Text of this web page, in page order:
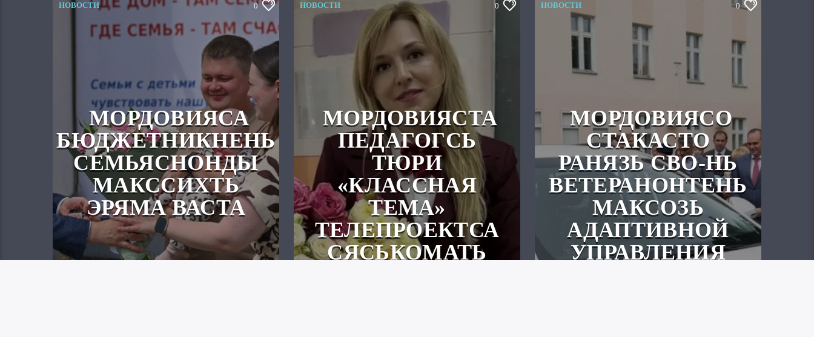
НОВОСТИ 0
МОРДОВИЯСА
БЮДЖЕТНИКНЕНЬ
СЕМЬЯСНОНДЫ
МАКССИХТЬ
ЭРЯМА ВАСТА
НОВОСТИ 0
МОРДОВИЯСТА
ПЕДАГОГСЬ
ТЮРИ
«КЛАССНАЯ
ТЕМА»
ТЕЛЕПРОЕКТСА
СЯСЬКОМАТЬ
НОВОСТИ 0
МОРДОВИЯСО
СТАКАСТО
РАНЯЗЬ СВО-НЬ
ВЕТЕРАНОНТЕНЬ
МАКСОЗЬ
АДАПТИВНОЙ
УПРАВЛЕНИЯ